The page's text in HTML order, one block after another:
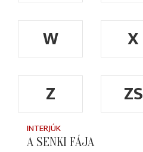
W
X
Z
ZS
INTERJÚK
A SENKI FÁJA